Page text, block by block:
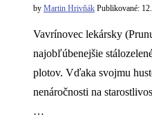
by Martin Hrivňák Publikované:
Vavrínovec lekársky
najobľúbenejšie
plotov. Vďaka svojmu
nenáročnosti na
…